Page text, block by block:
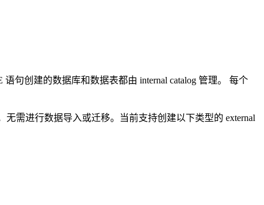
句创建的数据库和数据表都由 internal catalog 管理。 每个
无需进行数据导入或迁移。当前支持创建以下类型的 external